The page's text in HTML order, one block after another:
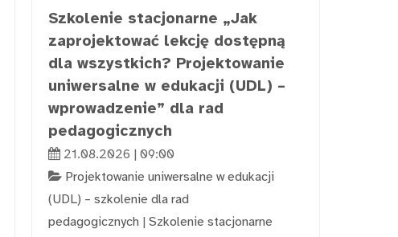
Szkolenie stacjonarne „Jak
zaprojektować lekcję dostępną
dla wszystkich? Projektowanie
uniwersalne w edukacji (UDL) –
wprowadzenie” dla rad
pedagogicznych
21.08.2026 | 09:00
Projektowanie uniwersalne w edukacji
(UDL) – szkolenie dla rad
pedagogicznych | Szkolenie stacjonarne